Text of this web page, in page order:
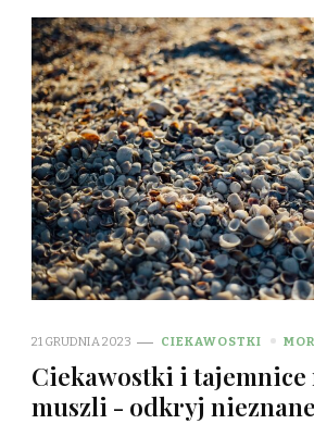
21 GRUDNIA 2023 CIEKAWOSTKI
Ciekawostki i
muszli - odkryj